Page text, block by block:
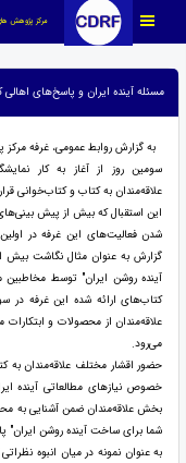
مرکز پژوهش
مسئله آینده ایران و پاسخ‌های اهالی
به گزارش روابط عمومی، غرفه
سومین روز از آغاز به کار
علاقه‌مندان به کتاب و کتاب‌خوانی
این استقبال که بیش از پیش
شدن فعالیت‌های این غرفه در
آینده روشن ایران" توسط
کتاب‌های ارائه شده این غرفه در
علاقه‌مندان از محصولات و
می‌رود.
حضور اقشار مختلف علاقه‌مندان به
خصوص نیازهای مطالعاتی آینده
بخش علاقه‌مندان ضمن آشنایی به
شما برای ساخت آینده روشن ایران"
به عنوان نمونه در میان انبوه